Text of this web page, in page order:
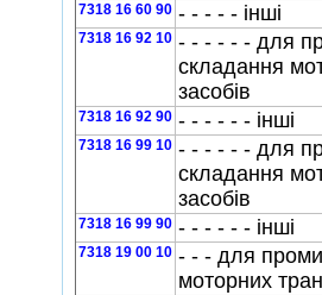
7318 16 60 90 - - - - - iншi
7318 16 92 10 - - - - - - для
складання
засобiв
7318 16 92 90 - - - - - - iншi
7318 16 99 10 - - - - - - для
складання
засобiв
7318 16 99 90 - - - - - - iншi
7318 19 00 10 - - - для
моторних